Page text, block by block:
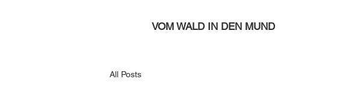
VOM WALD IN DEN MUND
All Posts